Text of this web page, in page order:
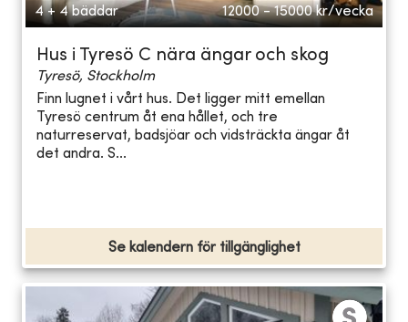
4 + 4 bäddar 12000 - 15000 kr/vecka
Hus i Tyresö C nära ängar och skog
Tyresö, Stockholm
Finn lugnet i vårt hus. Det ligger mitt emellan
Tyresö centrum åt ena hållet, och tre
naturreservat, badsjöar och vidsträckta ängar åt
det andra. S...
Se kalendern för tillgänglighet